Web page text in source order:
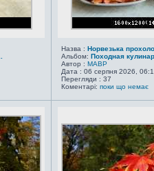
Назва : Норвезька
Альбом: Походная
Автор : MABP
Дата : 06 серпня 2026,
Перегляди : 37
Коментарі: поки що немає